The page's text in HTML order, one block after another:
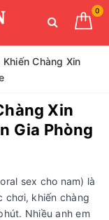
0
Chàng Xin
Xin
Gia Phòng
sex cho nam) là
chơi, khiến chàng
Nhiều anh em